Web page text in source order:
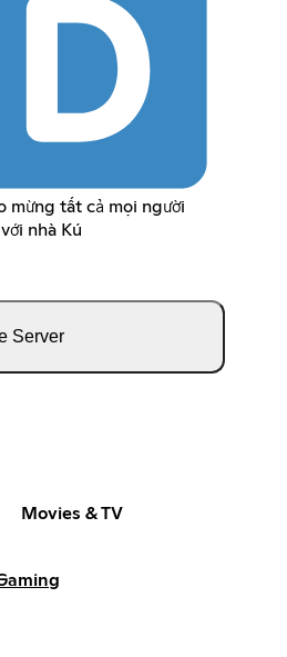
mừng tất cả mọi người
nhà Kú
Server
Movies & TV